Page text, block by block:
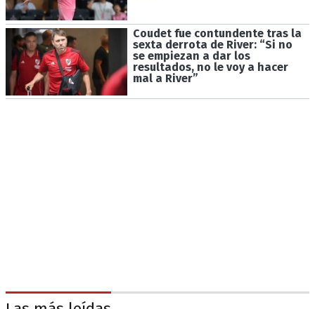
Coudet fue contundente tras la
sexta derrota de River: “Si no
se empiezan a dar los
resultados, no le voy a hacer
mal a River”